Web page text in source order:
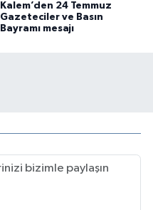
Kalem’den 24 Temmuz
Gazeteciler ve Basın
Bayramı mesajı